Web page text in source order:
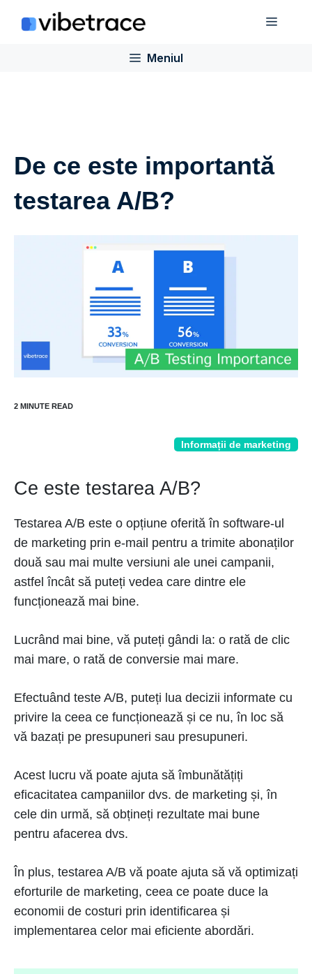
Meniul
De ce este importantă
testarea A/B?
Informații de marketing
Ce este testarea A/B?
Testarea A/B este o opțiune oferită în software-ul
de marketing prin e-mail pentru a trimite abonaților
două sau mai multe versiuni ale unei campanii,
astfel încât să puteți vedea care dintre ele
funcționează mai bine.
Lucrând mai bine, vă puteți gândi la: o rată de clic
mai mare, o rată de conversie mai mare.
Efectuând teste A/B, puteți lua decizii informate cu
privire la ceea ce funcționează și ce nu, în loc să
vă bazați pe presupuneri sau presupuneri.
Acest lucru vă poate ajuta să îmbunătățiți
eficacitatea campaniilor dvs. de marketing și, în
cele din urmă, să obțineți rezultate mai bune
pentru afacerea dvs.
În plus, testarea A/B vă poate ajuta să vă optimizați
eforturile de marketing, ceea ce poate duce la
economii de costuri prin identificarea și
implementarea celor mai eficiente abordări.